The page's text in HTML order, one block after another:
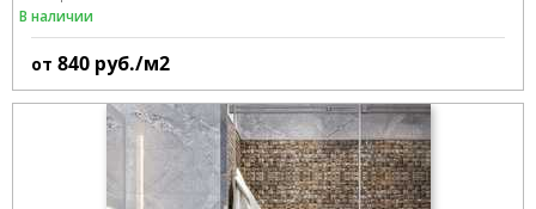
В наличии
от 840 руб./м2